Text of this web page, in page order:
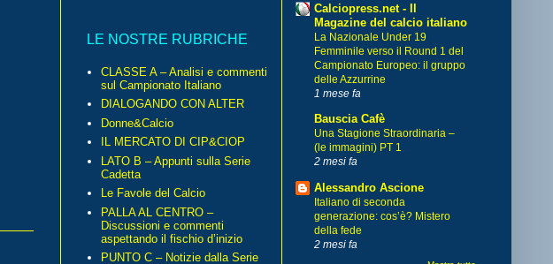
LE NOSTRE RUBRICHE
CLASSE A – Analisi e commenti
sul Campionato Italiano
DIALOGANDO CON ALTER
Donne&Calcio
IL MERCATO DI CIP&CIOP
LATO B – Appunti sulla Serie
Cadetta
Le Favole del Calcio
PALLA AL CENTRO –
Discussioni e commenti
aspettando il fischio d’inizio
PUNTO C – Notizie dalla Serie
Calciopress.net - Il
Magazine del calcio italiano
La Nazionale Under 19
Femminile verso il Round 1 del
Campionato Europeo: il gruppo
delle Azzurrine
1 mese fa
Bauscia Cafè
Una Stagione Straordinaria –
(le immagini) PT 1
2 mesi fa
Alessandro Ascione
Italiano di seconda
generazione: cos’è? Mistero
della fede
2 mesi fa